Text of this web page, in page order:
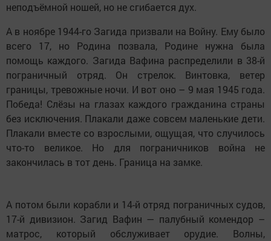
неподъёмной ношей, но не сгибается дух.
А в ноябре 1944-го Загида призвали на Войну. Ему было
всего 17, но Родина позвала, Родине нужна была
помощь каждого. Загида Вафина распределили в 38-й
пограничный отряд. Он стрелок. Винтовка, ветер
границы, тревожные ночи. И вот оно – 9 мая 1945 года.
Победа! Слёзы на глазах каждого гражданина страны
без исключения. Плакали даже совсем маленькие дети.
Плакали вместе со взрослыми, ощущая, что случилось
что-то великое. Но для пограничников война не
закончилась в тот день. Граница на замке.
А потом были корабли и 14-й отряд пограничных судов,
17-й дивизион. Загид Вафин — палубный комендор –
матрос, который обслуживает орудие. Волны,